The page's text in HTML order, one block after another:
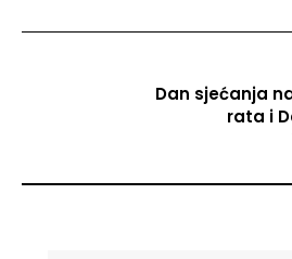
Dan sjećanja
rata i